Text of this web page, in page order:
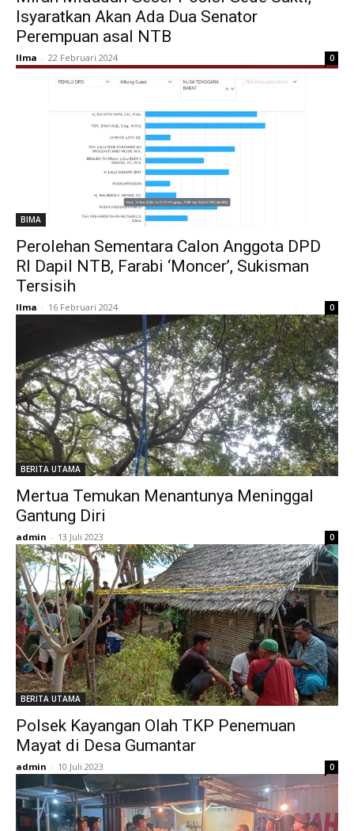
Isyaratkan Akan Ada Dua Senator
Perempuan asal NTB
Ilma - 22 Februari 2024 0
BIMA
Perolehan Sementara Calon Anggota DPD
RI Dapil NTB, Farabi ‘Moncer’, Sukisman
Tersisih
Ilma - 16 Februari 2024 0
BERITA UTAMA
Mertua Temukan Menantunya Meninggal
Gantung Diri
admin - 13 Juli 2023 0
BERITA UTAMA
Polsek Kayangan Olah TKP Penemuan
Mayat di Desa Gumantar
admin - 10 Juli 2023 0